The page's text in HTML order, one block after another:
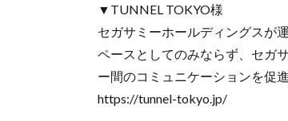
▼TUNNEL TOKYO様
セガサミーホールディングスが
ペースとしてのみならず、セガ
ー間のコミュニケーションを促
https://tunnel-tokyo.jp/